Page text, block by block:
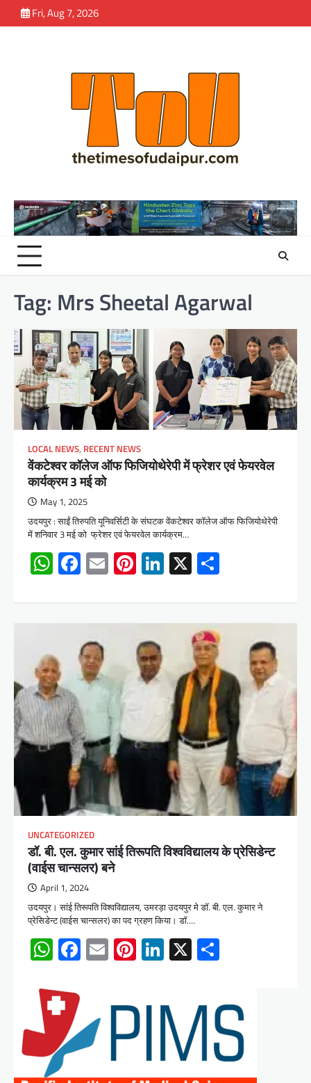
to
Fri, Aug 7, 2026
Tag: Mrs Sheetal Agarwal
LOCAL NEWS, RECENT NEWS
वेंकटेश्वर कॉलेज ऑफ फिजियोथेरेपी में फ्रेशर एवं फेयरवेल
कार्यक्रम 3 मई को
May 1, 2025
उदयपुर : साईं तिरुपति यूनिवर्सिटी के संघटक वेंकटेश्वर कॉलेज ऑफ फिजियोथेरेपी
में शनिवार 3 मई को फ्रेशर एवं फेयरवेल कार्यक्रम…
WhatsApp
Facebook
EmailPinterest
LinkedIn
X
UNCATEGORIZED
डॉ. बी. एल. कुमार सांई तिरूपति विश्वविद्यालय के प्रेसिडेन्ट
(वाईस चान्सलर) बने
April 1, 2024
उदयपुर। सांई तिरूपति विश्वविद्यालय, उमरड़ा उदयपुर मे डॉ. बी. एल. कुमार ने
प्रेसिडेन्ट (वाईस चान्सलर) का पद ग्रहण किया। डॉ.…
WhatsApp
Facebook
EmailPinterest
LinkedIn
X